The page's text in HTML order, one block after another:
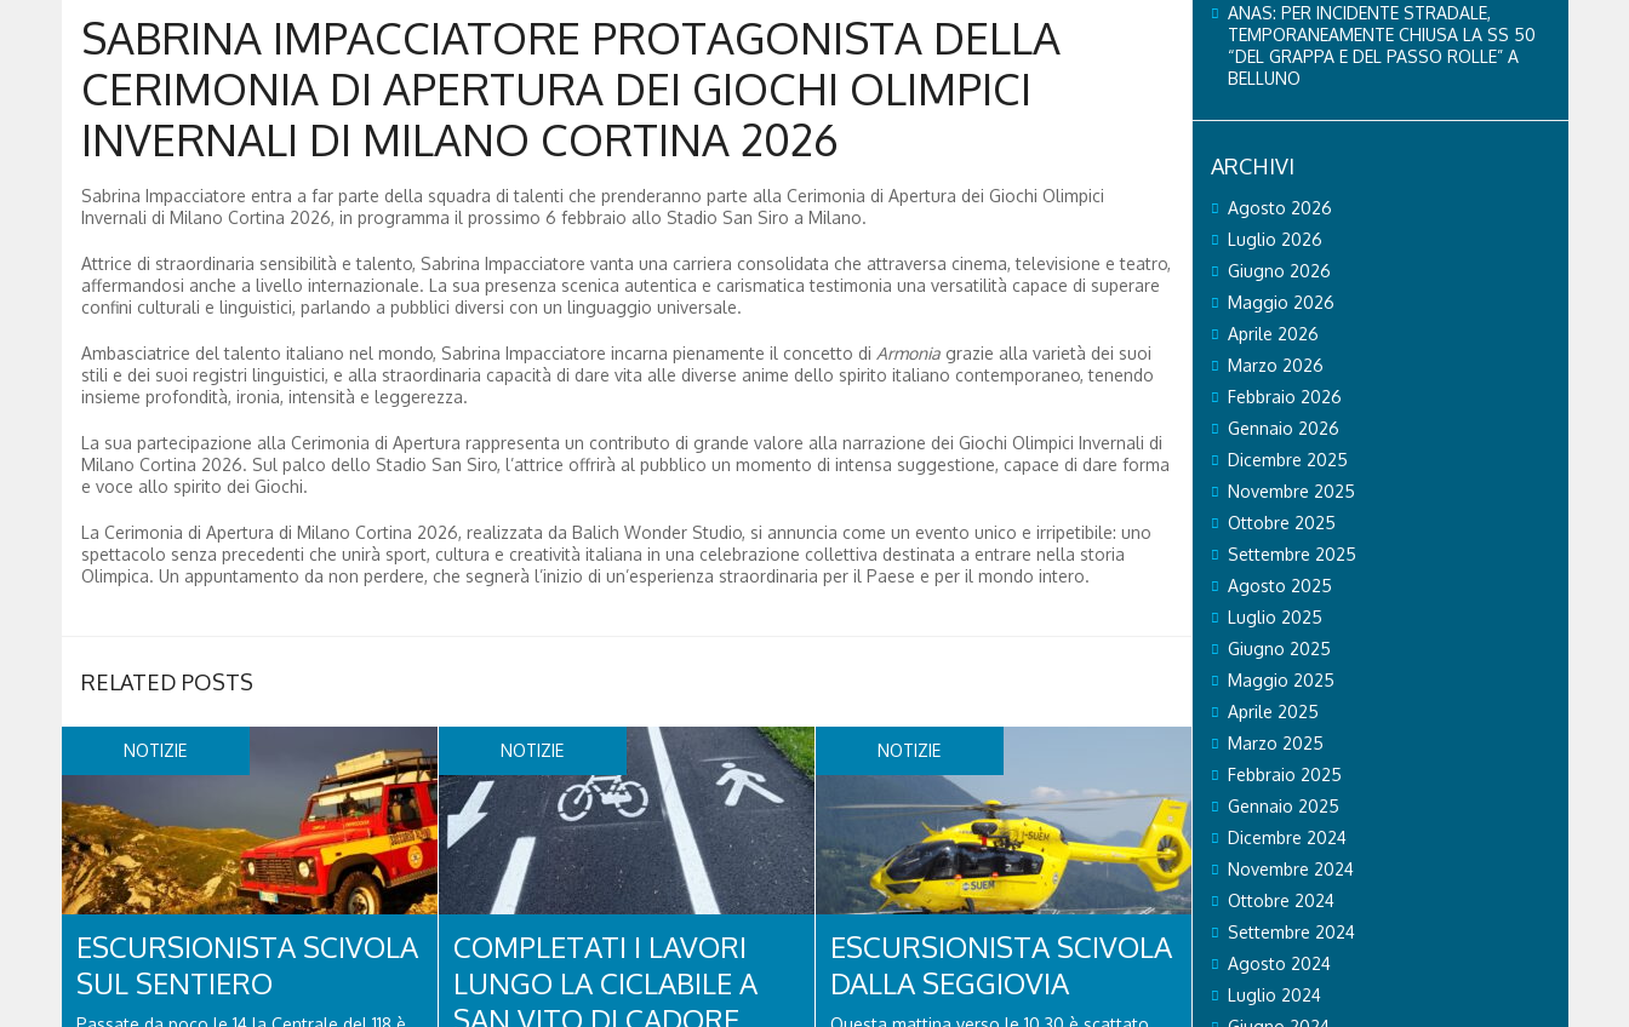
SABRINA IMPACCIATORE PROTAGONISTA DELLA
CERIMONIA DI APERTURA DEI GIOCHI OLIMPICI
INVERNALI DI MILANO CORTINA 2026
Sabrina Impacciatore entra a far parte della squadra di talenti che prenderanno parte alla Cerimonia di Apertura dei Giochi Olimpici
Invernali di Milano Cortina 2026, in programma il prossimo 6 febbraio allo Stadio San Siro a Milano.
Attrice di straordinaria sensibilità e talento, Sabrina Impacciatore vanta una carriera consolidata che attraversa cinema, televisione e teatro,
affermandosi anche a livello internazionale. La sua presenza scenica autentica e carismatica testimonia una versatilità capace di superare
confini culturali e linguistici, parlando a pubblici diversi con un linguaggio universale.
Ambasciatrice del talento italiano nel mondo, Sabrina Impacciatore incarna pienamente il concetto di Armoniagrazie alla varietà dei suoi
stili e dei suoi registri linguistici, e alla straordinaria capacità di dare vita alle diverse anime dello spirito italiano contemporaneo, tenendo
insieme profondità, ironia, intensità e leggerezza.
La sua partecipazione alla Cerimonia di Apertura rappresenta un contributo di grande valore alla narrazione dei Giochi Olimpici Invernali di
Milano Cortina 2026. Sul palco dello Stadio San Siro, l’attrice offrirà al pubblico un momento di intensa suggestione, capace di dare forma
e voce allo spirito dei Giochi.
La Cerimonia di Apertura di Milano Cortina 2026, realizzata da Balich Wonder Studio, si annuncia come un evento unico e irripetibile: uno
spettacolo senza precedenti che unirà sport, cultura e creatività italiana in una celebrazione collettiva destinata a entrare nella storia
Olimpica. Un appuntamento da non perdere, che segnerà l’inizio di un’esperienza straordinaria per il Paese e per il mondo intero.
RELATED POSTS
NOTIZIE
ESCURSIONISTA SCIVOLA
SUL SENTIERO
NOTIZIE
COMPLETATI I LAVORI
LUNGO LA CICLABILE A
SAN VITO DI CADORE
NOTIZIE
ESCURSIONISTA SCIVOLA
DALLA SEGGIOVIA
ANAS: PER INCIDENTE STRADALE,
TEMPORANEAMENTE CHIUSA LA SS 50
“DEL GRAPPA E DEL PASSO ROLLE” A
BELLUNO
ARCHIVI
Agosto 2026
Luglio 2026
Giugno 2026
Maggio 2026
Aprile 2026
Marzo 2026
Febbraio 2026
Gennaio 2026
Dicembre 2025
Novembre 2025
Ottobre 2025
Settembre 2025
Agosto 2025
Luglio 2025
Giugno 2025
Maggio 2025
Aprile 2025
Marzo 2025
Febbraio 2025
Gennaio 2025
Dicembre 2024
Novembre 2024
Ottobre 2024
Settembre 2024
Agosto 2024
Luglio 2024